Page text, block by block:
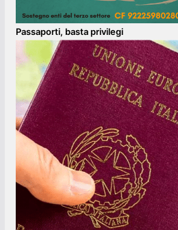
Passaporti, basta privilegi